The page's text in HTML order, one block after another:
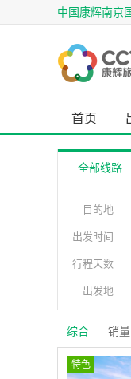
中国康辉南京
首页
全部线路
目的地
出发时间
行程天数
出发地
综合 销量
特色